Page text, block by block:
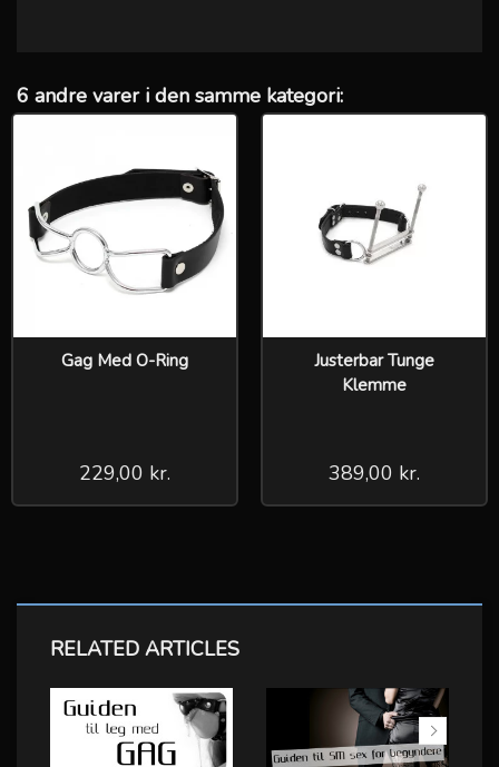
6 andre varer i den samme kategori:
Gag Med O-Ring
229,00 kr.
Justerbar Tunge
Klemme
389,00 kr.
RELATED ARTICLES